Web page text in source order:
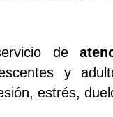
de
y
estrés,